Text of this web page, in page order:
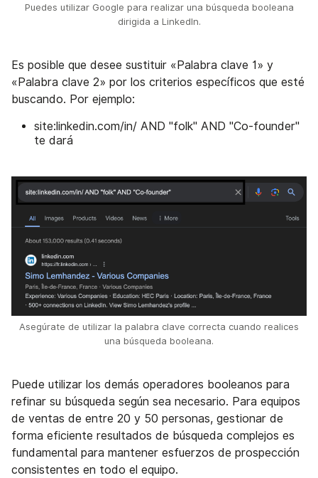
Puedes utilizar Google para realizar una búsqueda booleana
dirigida a LinkedIn.
Es posible que desee sustituir «Palabra clave 1» y
«Palabra clave 2» por los criterios específicos que esté
buscando. Por ejemplo:
site:linkedin.com/in/ AND "folk" AND "Co-founder"
te dará
Asegúrate de utilizar la palabra clave correcta cuando realices
una búsqueda booleana.
Puede utilizar los demás operadores booleanos para
refinar su búsqueda según sea necesario. Para equipos
de ventas de entre 20 y 50 personas, gestionar de
forma eficiente resultados de búsqueda complejos es
fundamental para mantener esfuerzos de prospección
consistentes en todo el equipo.